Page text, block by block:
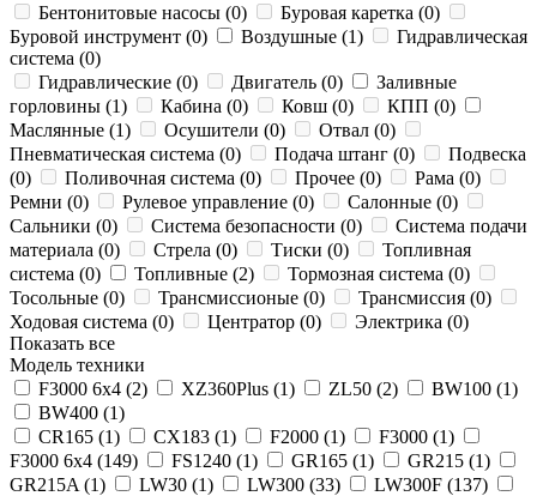
Бентонитовые насосы (0) Буровая каретка (0)
Буровой инструмент (0) Воздушные (1)
Гидравлическая
система (0)
Гидравлические (0) Двигатель (0)
Заливные
горловины (1) Кабина (0) Ковш (0) КПП (0)
Маслянные (1) Осушители (0) Отвал (0)
Пневматическая система (0) Подача штанг (0)
Подвеска
(0) Поливочная система (0) Прочее (0) Рама (0)
Ремни (0) Рулевое управление (0) Салонные (0)
Сальники (0) Система безопасности (0)
Система подачи
материала (0) Стрела (0) Тиски (0)
Топливная
система (0) Топливные (2) Тормозная система (0)
Тосольные (0) Трансмиссионые (0) Трансмиссия (0)
Ходовая система (0) Центратор (0) Электрика (0)
Показать все
Модель техники
F3000 6x4 (2) XZ360Plus (1) ZL50 (2) BW100 (1)
BW400 (1)
CR165 (1) CX183 (1) F2000 (1) F3000 (1)
F3000 6x4 (149) FS1240 (1) GR165 (1) GR215 (1)
GR215A (1) LW30 (1) LW300 (33) LW300F (137)